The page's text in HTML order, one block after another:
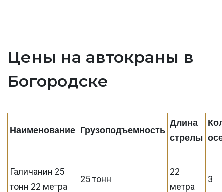
Цены на автокраны в
Богородске
Наименование Грузоподъемность
Длина
стрелы
Галичанин 25
тонн 22 метра
25 тонн
22
метра
3